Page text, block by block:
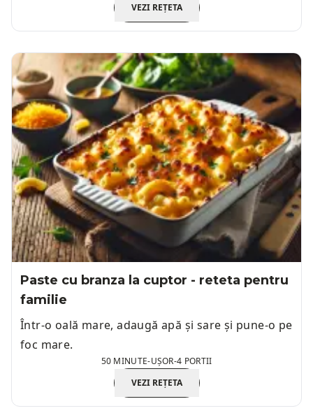
VEZI REȚETA
Paste cu branza la cuptor - reteta pentru
familie
Într-o oală mare, adaugă apă și sare și pune-o pe
foc mare.
50 MINUTE-UȘOR-4 PORTII
VEZI REȚETA